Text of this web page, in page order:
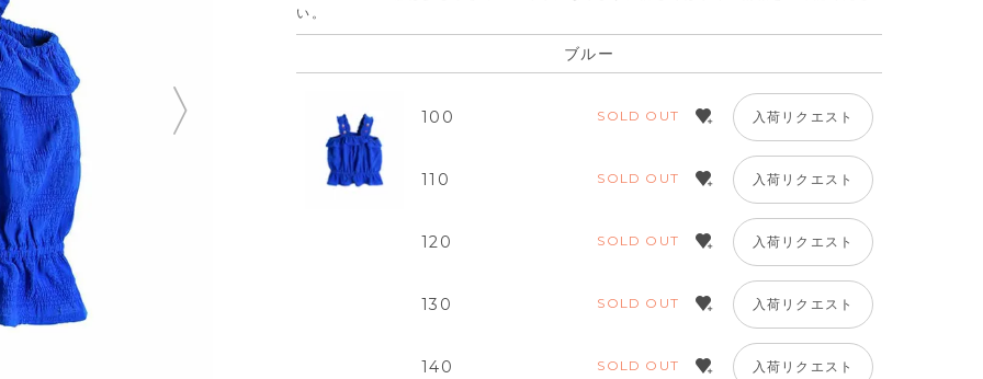
い。
ブルー
100 SOLD OUT 入荷リクエスト
110 SOLD OUT 入荷リクエスト
120 SOLD OUT 入荷リクエスト
130 SOLD OUT 入荷リクエスト
140 SOLD OUT 入荷リクエスト